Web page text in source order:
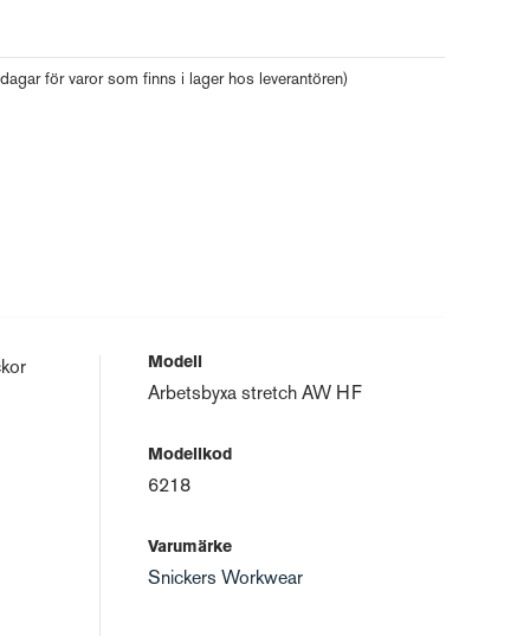
för varor som finns i lager hos leverantören)
Modell
Arbetsbyxa stretch AW HF
Modellkod
6218
Varumärke
Snickers Workwear